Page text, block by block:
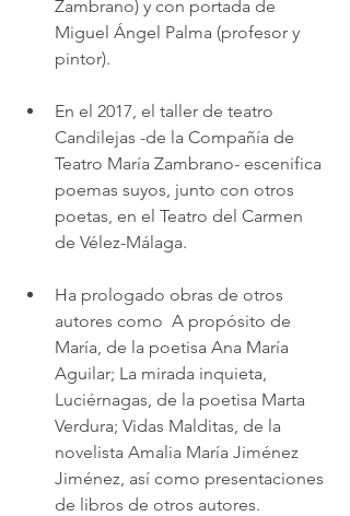
Zambrano) y con portada de
Miguel Ángel Palma (profesor y
pintor).
En el 2017, el taller de teatro
Candilejas -de la Compañía de
Teatro María Zambrano- escenifica
poemas suyos, junto con otros
poetas, en el Teatro del Carmen
de Vélez-Málaga.
Ha prologado obras de otros
autores como  A propósito de
María, de la poetisa Ana María
Aguilar; La mirada inquieta,
Luciérnagas, de la poetisa Marta
Verdura; Vidas Malditas, de la
novelista Amalia María Jiménez
Jiménez, así como presentaciones
de libros de otros autores.